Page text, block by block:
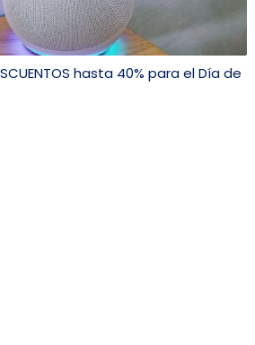
hasta 40% para el Día de